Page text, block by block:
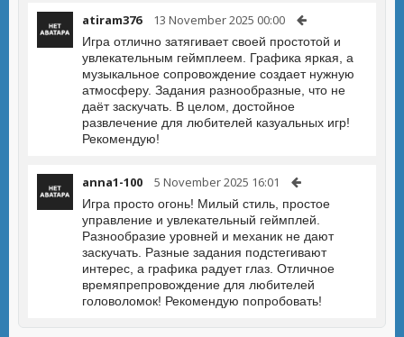
atiram376 13 November 2025 00:00
Игра отлично затягивает своей простотой и
увлекательным геймплеем. Графика яркая, а
музыкальное сопровождение создает нужную
атмосферу. Задания разнообразные, что не
даёт заскучать. В целом, достойное
развлечение для любителей казуальных игр!
Рекомендую!
anna1-100 5 November 2025 16:01
Игра просто огонь! Милый стиль, простое
управление и увлекательный геймплей.
Разнообразие уровней и механик не дают
заскучать. Разные задания подстегивают
интерес, а графика радует глаз. Отличное
времяпрепровождение для любителей
головоломок! Рекомендую попробовать!